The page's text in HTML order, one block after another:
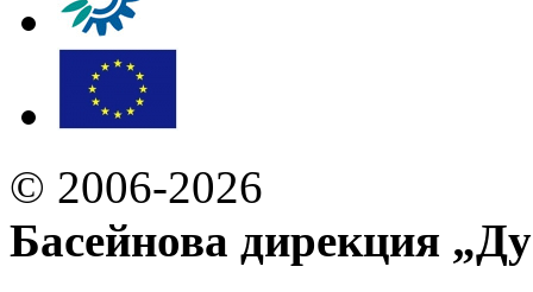
© 2006-2026
Басейнова дирекция